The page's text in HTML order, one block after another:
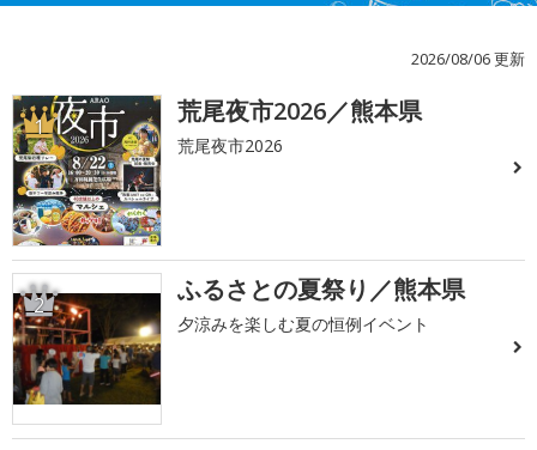
2026/08/06 更新
1 荒尾夜市2026／熊本県
荒尾夜市2026
2 ふるさとの夏祭り／熊本県
夕涼みを楽しむ夏の恒例イベント